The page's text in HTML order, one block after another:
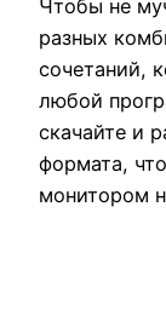
Чтобы не
разных
сочетаний,
любой
скачайте и
формата,
монитором